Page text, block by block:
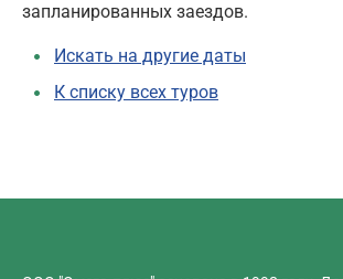
запланированных заездов.
Искать на другие даты
К списку всех туров